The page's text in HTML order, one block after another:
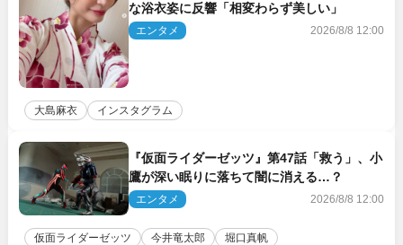
な浴衣姿に反響「相変わらず美しい」
エンタメ 2026/8/8 12:00
大島麻衣 インスタグラム
『仮面ライダーゼッツ』第47話「救う」、小
鷹が深い眠りに落ちて闇に消える…？
エンタメ 2026/8/8 12:00
仮面ライダーゼッツ 今井竜太郎 堀口真帆